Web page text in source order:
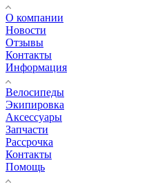
О компании
Новости
Отзывы
Контакты
Информация
Велосипеды
Экипировка
Аксессуары
Запчасти
Рассрочка
Контакты
Помощь